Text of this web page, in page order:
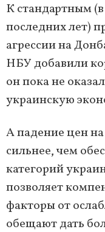
К стандартным
последних лет)
агрессии на
НБУ добавили
он пока не
украинскую
А падение цен
сильнее, чем
категорий
позволяет
факторы от
обещают дать